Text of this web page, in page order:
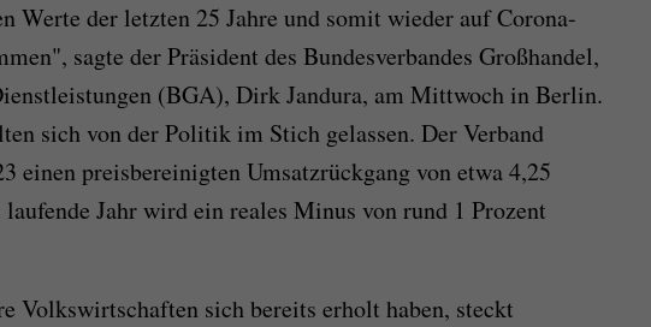
Werte der letzten 25 Jahre und somit wieder auf Corona-
sagte der Präsident des Bundesverbandes Großhandel,
(BGA), Dirk Jandura, am Mittwoch in Berlin.
sich von der Politik im Stich gelassen. Der Verband
einen preisbereinigten Umsatzrückgang von etwa 4,25
Jahr wird ein reales Minus von rund 1 Prozent
Volkswirtschaften sich bereits erholt haben, steckt